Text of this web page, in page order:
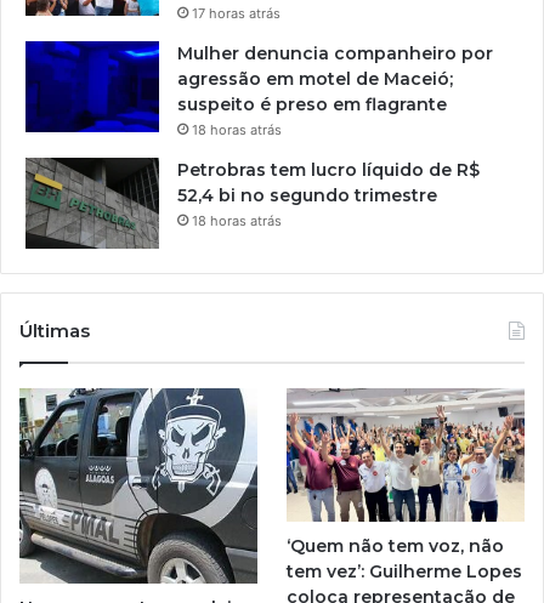
17 horas atrás
Mulher denuncia companheiro por
agressão em motel de Maceió;
suspeito é preso em flagrante
18 horas atrás
Petrobras tem lucro líquido de R$
52,4 bi no segundo trimestre
18 horas atrás
Últimas
‘Quem não tem voz, não
tem vez’: Guilherme Lopes
coloca representação de